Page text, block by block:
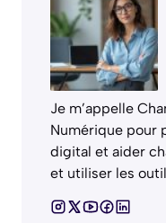
Je m’appelle
Numérique pour
digital et aider
et utiliser les